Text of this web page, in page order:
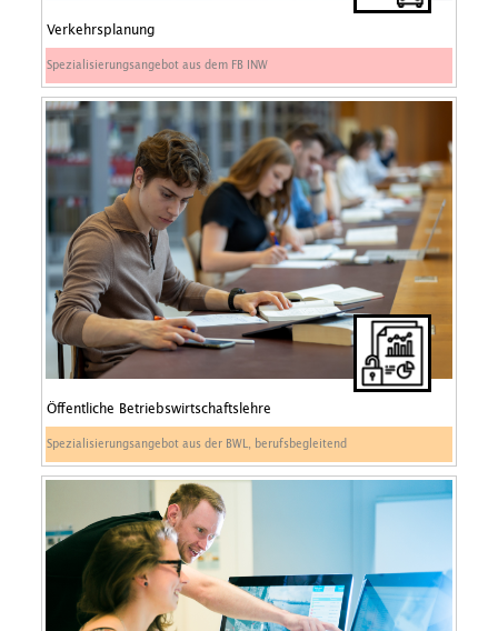
Verkehrsplanung
Spezialisierungsangebot aus dem FB INW
Öffentliche Betriebswirtschaftslehre
Spezialisierungsangebot aus der BWL, berufsbegleitend